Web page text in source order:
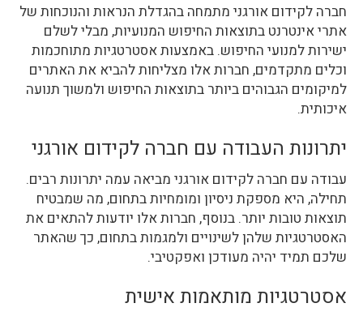
חברה לקידום אורגני מתמחה בהגדלת הנראות והנוכחות של
אתרי אינטרנט בתוצאות החיפוש המנועיות, מבלי לשלם
ישירות למנועי החיפוש. באמצעות אסטרטגיות מתוחכמות
וכלים מתקדמים, חברות אלו מצליחות להביא את האתרים
למיקומים הגבוהים ביותר בתוצאות החיפוש ולמשוך תנועה
איכותית.
יתרונות העבודה עם חברה לקידום אורגני
עבודה עם חברה לקידום אורגני מביאה עמה יתרונות רבים.
תחילה, היא מספקת ניסיון ומומחיות בתחום, מה שמבטיח
תוצאות טובות יותר. בנוסף, חברות אלו יודעות להתאים את
האסטרטגיות שלהן לשינויים ולמגמות בתחום, כך שהאתר
שלכם תמיד יהיה מעודכן ואפקטיבי.
אסטרטגיות מותאמות אישית